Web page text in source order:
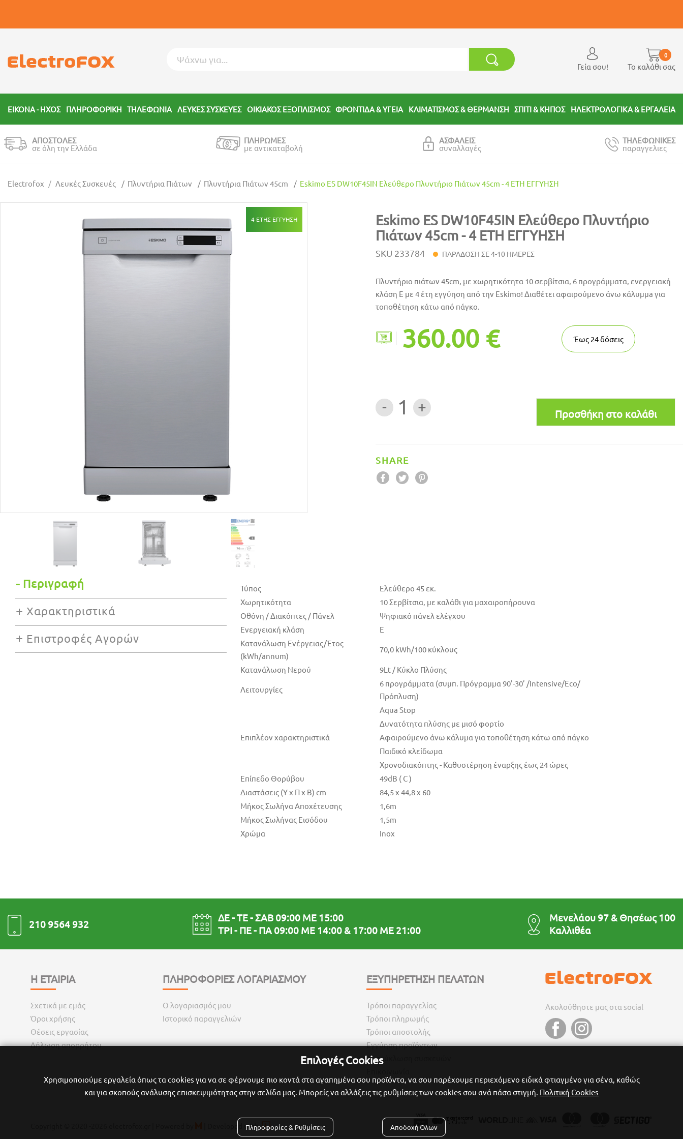
Γεία σου!
0
Το καλάθι σας
ΕΙΚΟΝΑ - ΗΧΟΣ ΠΛΗΡΟΦΟΡΙΚΗ ΤΗΛΕΦΩΝΙΑ ΛΕΥΚΕΣ ΣΥΣΚΕΥΕΣ ΟΙΚΙΑΚΟΣ ΕΞΟΠΛΙΣΜΟΣ ΦΡΟΝΤΙΔΑ & ΥΓΕΙΑ ΚΛΙΜΑΤΙΣΜΟΣ & ΘΕΡΜΑΝΣΗ ΣΠΙΤΙ & ΚΗΠΟΣ ΗΛΕΚΤΡΟΛΟΓΙΚΑ & ΕΡΓΑΛΕΙΑ
ΑΠΟΣΤΟΛΕΣ
σε όλη την Ελλάδα
ΠΛΗΡΩΜΕΣ
με αντικαταβολή
ΑΣΦΑΛΕΙΣ
συναλλαγές
ΤΗΛΕΦΩΝΙΚΕΣ
παραγγελιες
Electrofox Λευκές Συσκευές Πλυντήρια Πιάτων Πλυντήρια Πιάτων 45cm Eskimo ES DW10F45IN Ελεύθερο Πλυντήριο Πιάτων 45cm - 4 ΕΤΗ ΕΓΓΥΗΣΗ
4 ΕΤΗΣ ΕΓΓΥΗΣΗ
Eskimo ES DW10F45IN Ελεύθερο Πλυντήριο
Πιάτων 45cm - 4 ΕΤΗ ΕΓΓΥΗΣΗ
SKU 233784 ΠΑΡΑΔΟΣΗ ΣΕ 4-10 ΗΜΕΡΕΣ
Πλυντήριο πιάτων 45cm, με χωρητικότητα 10 σερβίτσια, 6 προγράμματα, ενεργειακή
κλάση E με 4 έτη εγγύηση από την Eskimo! Διαθέτει αφαιρούμενο άνω κάλυμμa για
τοποθέτηση κάτω από πάγκο.
360.00 € Έως 24δόσεις
1
SHARE
Περιγραφή
Χαρακτηριστικά
Επιστροφές Αγορών
Τύπος
Ελεύθερο 45 εκ.
Χωρητικότητα
10 Σερβίτσια, με καλάθι για μαχαιροπήρουνα
Οθόνη / Διακόπτες / Πάνελ
Ψηφιακό πάνελ ελέγχου
Ενεργειακή κλάση
E
Κατανάλωση Ενέργειας/Έτος
(kWh/annum)
70,0 kWh/100 κύκλους
Κατανάλωση Νερού 9Lt / Κύκλο Πλύσης
Λειτουργίες
6 προγράμματα (συμπ. Πρόγραμμα 90'-30’ /Intensive/Eco/
Πρόπλυση)
Aqua Stop
Δυνατότητα πλύσης με μισό φορτίο
Επιπλέον χαρακτηριστικά
Αφαιρούμενο άνω κάλυμα για τοποθέτηση κάτω από πάγκο
Παιδικό κλείδωμα
Χρονοδιακόπτης - Καθυστέρηση έναρξης έως 24 ώρες
Επίπεδο Θορύβου
49dB ( C )
Διαστάσεις (Υ x Π x Β) cm
84,5 x 44,8 x 60
Μήκος Σωλήνα Αποχέτευσης
1,6m
Μήκος Σωλήνας Εισόδου
1,5m
Χρώμα
Inox
210 9564 932
ΔΕ - ΤΕ - ΣΑΒ 09:00 ΜΕ 15:00
ΤΡΙ - ΠΕ - ΠΑ 09:00 ΜΕ 14:00 & 17:00 ΜΕ 21:00
Μενελάου 97 & Θησέως 100
Καλλιθέα
Η ΕΤΑΙΡΙΑ
Σχετικά με εμάς
Όροι χρήσης
Θέσεις εργασίας
Δήλωση απορρήτου
ΠΛΗΡΟΦΟΡΙΕΣ ΛΟΓΑΡΙΑΣΜΟΥ
Ο λογαριασμός μου
Ιστορικό παραγγελιών
ΕΞΥΠΗΡΕΤΗΣΗ ΠΕΛΑΤΩΝ
Τρόποι παραγγελίας
Τρόποι πληρωμής
Τρόποι αποστολής
Εγγύηση προϊόντων
Ανακύκλωση συσκευών
Ακολούθηστε μας στα social
Developed with
Επιλογές Cookies
Χρησιμοποιούμε εργαλεία όπως τα cookies για να σε φέρνουμε πιο κοντά στα αγαπημένα σου προϊόντα, να σου παρέχουμε περιεχόμενο ειδικά φτιαγμένο για σένα, καθώς
και για σκοπούς ανάλυσης επισκεψιμότητας στην σελίδα μας. Μπορείς να αλλάξεις τις ρυθμίσεις των cookies σου ανά πάσα στιγμή. Πολιτική Cookies
Πληροφορίες & Ρυθμίσεις Αποδοχή Όλων